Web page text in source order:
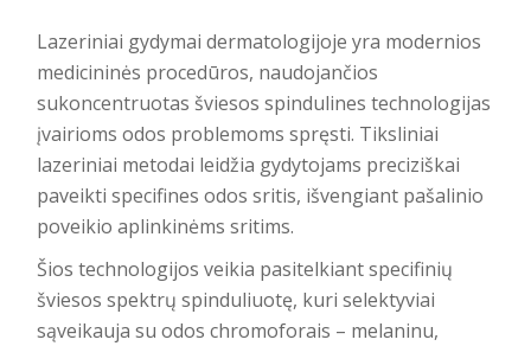
Lazeriniai gydymai dermatologijoje yra modernios
medicininės procedūros, naudojančios
sukoncentruotas šviesos spindulines technologijas
įvairioms odos problemoms spręsti. Tiksliniai
lazeriniai metodai leidžia gydytojams preciziškai
paveikti specifines odos sritis, išvengiant pašalinio
poveikio aplinkinėms sritims.
Šios technologijos veikia pasitelkiant specifinių
šviesos spektrų spinduliuotę, kuri selektyviai
sąveikauja su odos chromoforais – melaninu,